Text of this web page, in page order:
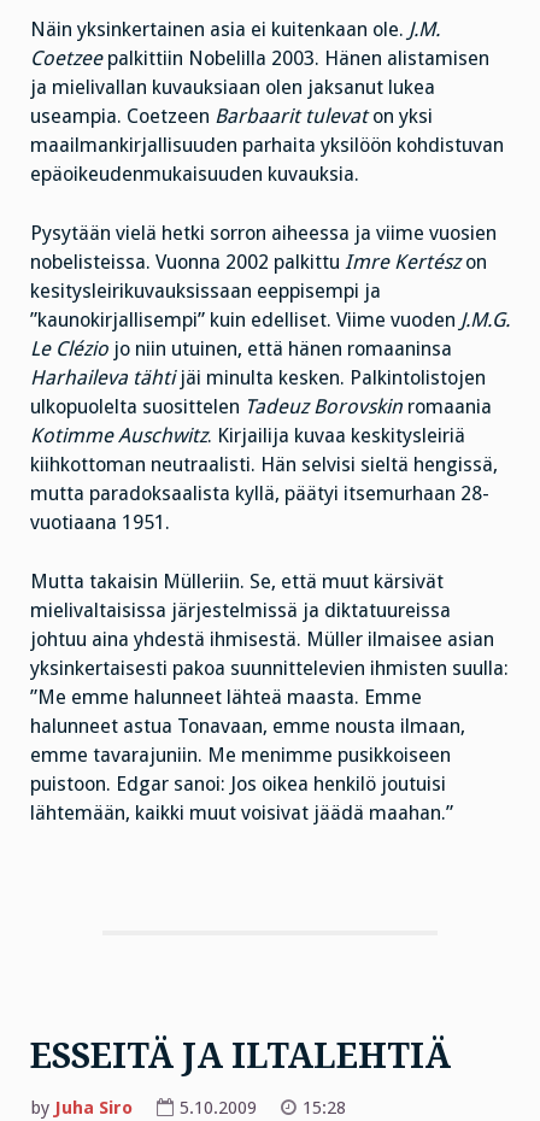
Näin yksinkertainen asia ei kuitenkaan ole. J.M.
Coetzeepalkittiin Nobelilla 2003. Hänen alistamisen
ja mielivallan kuvauksiaan olen jaksanut lukea
useampia. Coetzeen Barbaarit tulevaton yksi
maailmankirjallisuuden parhaita yksilöön kohdistuvan
epäoikeudenmukaisuuden kuvauksia.
Pysytään vielä hetki sorron aiheessa ja viime vuosien
nobelisteissa. Vuonna 2002 palkittu Imre Kertészon
kesitysleirikuvauksissaan eeppisempi ja
”kaunokirjallisempi” kuin edelliset. Viime vuoden J.M.G.
Le Clézio jo niin utuinen, että hänen romaaninsa
Harhaileva tähtijäi minulta kesken. Palkintolistojen
ulkopuolelta suosittelen Tadeuz Borovskin romaania
Kotimme Auschwitz. Kirjailija kuvaa keskitysleiriä
kiihkottoman neutraalisti. Hän selvisi sieltä hengissä,
mutta paradoksaalista kyllä, päätyi itsemurhaan 28-
vuotiaana 1951.
Mutta takaisin Mülleriin. Se, että muut kärsivät
mielivaltaisissa järjestelmissä ja diktatuureissa
johtuu aina yhdestä ihmisestä. Müller ilmaisee asian
yksinkertaisesti pakoa suunnittelevien ihmisten suulla:
”Me emme halunneet lähteä maasta. Emme
halunneet astua Tonavaan, emme nousta ilmaan,
emme tavarajuniin. Me menimme pusikkoiseen
puistoon. Edgar sanoi: Jos oikea henkilö joutuisi
lähtemään, kaikki muut voisivat jäädä maahan.”
ESSEITÄ JA ILTALEHTIÄ
by Juha Siro 5.10.2009
15:28